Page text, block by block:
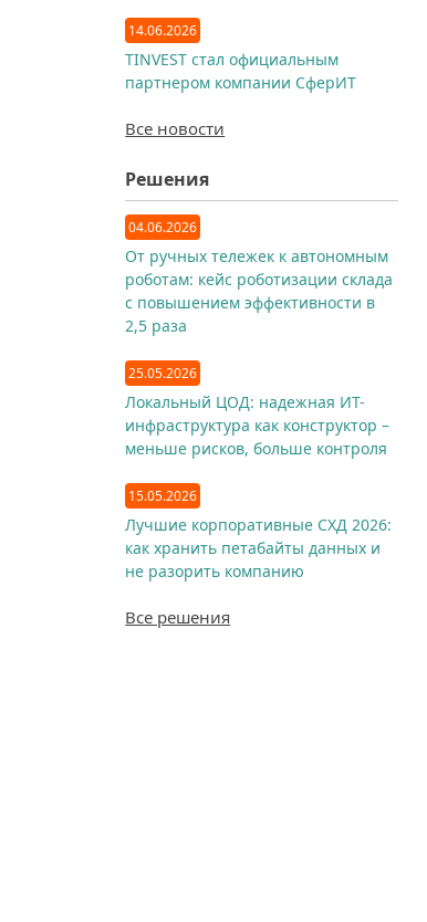
14.06.2026
TINVEST стал официальным
партнером компании СферИТ
Все новости
Решения
04.06.2026
От ручных тележек к автономным
роботам: кейс роботизации склада
с повышением эффективности в
2,5 раза
25.05.2026
Локальный ЦОД: надежная ИТ-
инфраструктура как конструктор –
меньше рисков, больше контроля
15.05.2026
Лучшие корпоративные СХД 2026:
как хранить петабайты данных и
не разорить компанию
Все решения